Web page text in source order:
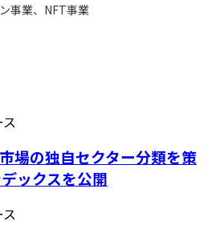
事業、NFT事業
場の独自セクター分類を策
ックスを公開